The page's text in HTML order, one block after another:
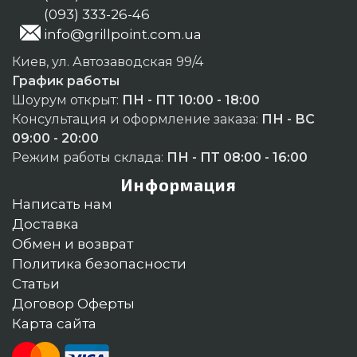
(093) 333-26-46
info@grillpoint.com.ua
Киев, ул. Автозаводская 99/4
График работы
Шоурум открыт: ПН - ПТ 10:00 - 18:00
Консультация и оформление заказа: ПН - ВС
09:00 - 20:00
Режим работы склада: ПН - ПТ 08:00 - 16:00
Информация
Написать нам
Доставка
Обмен и возврат
Политика безопасности
Статьи
Договор Оферты
Карта сайта